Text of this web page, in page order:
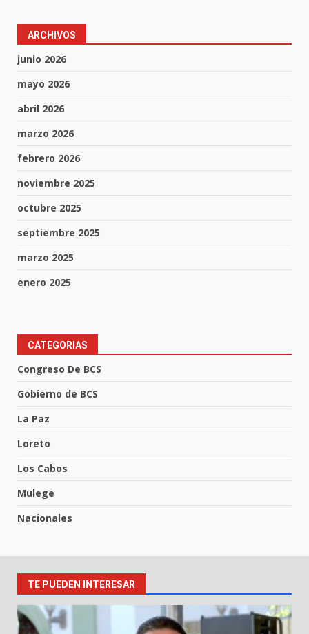
ARCHIVOS
junio 2026
mayo 2026
abril 2026
marzo 2026
febrero 2026
noviembre 2025
octubre 2025
septiembre 2025
marzo 2025
enero 2025
CATEGORIAS
Congreso De BCS
Gobierno de BCS
La Paz
Loreto
Los Cabos
Mulege
Nacionales
TE PUEDEN INTERESAR